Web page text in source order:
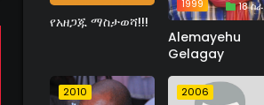
የአዘጋጁ ማስታወሻ!!!
1999 18 ስራ
Alemayehu
Gelagay
2010 2006